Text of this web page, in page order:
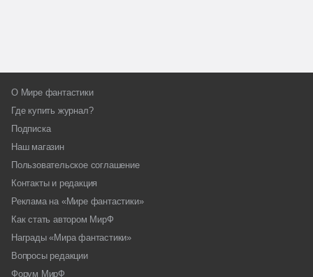
О Мире фантастики
Где купить журнал?
Подписка
Наш магазин
Пользовательское соглашение
Контакты и редакция
Реклама на «Мире фантастики»
Как стать автором МирФ
Награды «Мира фантастики»
Вопросы редакции
Форум МирФ